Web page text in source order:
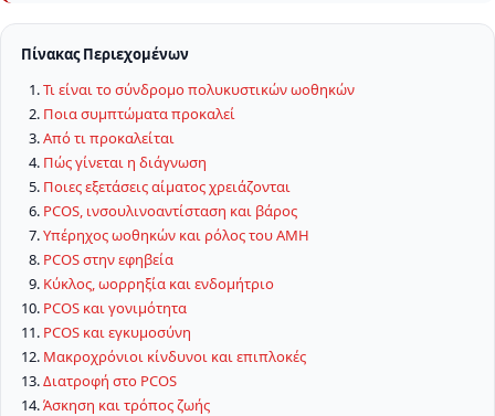
Πίνακας Περιεχομένων
Τι είναι το σύνδρομο πολυκυστικών ωοθηκών
Ποια συμπτώματα προκαλεί
Από τι προκαλείται
Πώς γίνεται η διάγνωση
Ποιες εξετάσεις αίματος χρειάζονται
PCOS, ινσουλινοαντίσταση και βάρος
Υπέρηχος ωοθηκών και ρόλος του AMH
PCOS στην εφηβεία
Κύκλος, ωορρηξία και ενδομήτριο
PCOS και γονιμότητα
PCOS και εγκυμοσύνη
Μακροχρόνιοι κίνδυνοι και επιπλοκές
Διατροφή στο PCOS
Άσκηση και τρόπος ζωής